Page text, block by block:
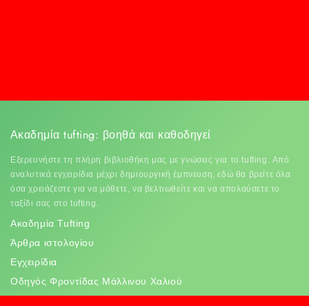
Ακαδημία tufting: βοηθά και καθοδηγεί
Εξερευνήστε τη πλήρη βιβλιοθήκη μας με γνώσεις για το tufting. Από
αναλυτικά εγχειρίδια μέχρι δημιουργική έμπνευση, εδώ θα βρείτε όλα
όσα χρειάζεστε για να μάθετε, να βελτιωθείτε και να απολαύσετε το
ταξίδι σας στο tufting.
Ακαδημία Tufting
Άρθρα ιστολογίου
Εγχειρίδια
Οδηγός Φροντίδας Μάλλινου Χαλιού